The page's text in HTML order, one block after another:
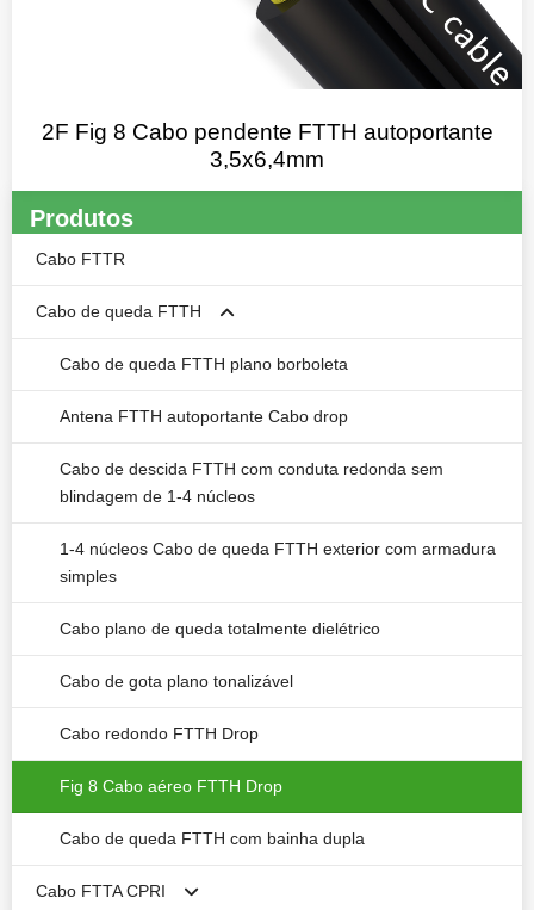
Produtos
Cabo FTTR
Cabo de queda FTTH
Cabo de queda FTTH plano borboleta
Antena FTTH autoportante Cabo drop
Cabo de descida FTTH com conduta redonda sem
blindagem de 1-4 núcleos
1-4 núcleos Cabo de queda FTTH exterior com armadura
simples
Cabo plano de queda totalmente dielétrico
Cabo de gota plano tonalizável
Cabo redondo FTTH Drop
Fig 8 Cabo aéreo FTTH Drop
Cabo de queda FTTH com bainha dupla
Cabo FTTA CPRI
2F Fig 8 Cabo pendente FTTH autoportante
3,5x6,4mm